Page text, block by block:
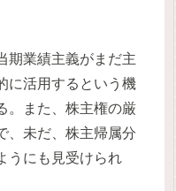
期業績主義がまだ主
に活用するという機
。また、株主権の厳
、未だ、株主帰属分
うにも見受けられ